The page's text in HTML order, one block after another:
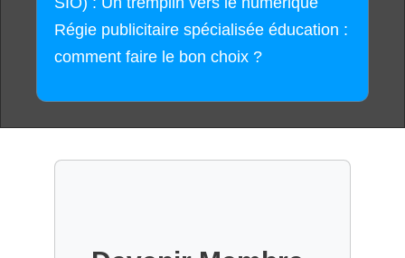
Régie publicitaire spécialisée éducation :
comment faire le bon choix ?